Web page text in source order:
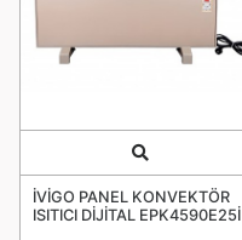
Quick View
İVİGO PANEL KONVEKTÖR
ISITICI DİJİTAL EPK4590E25İ